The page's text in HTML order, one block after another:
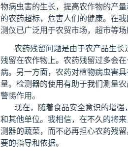
物病虫害的生长，提高农作物的产
的农药超标，危害人们的健康。在
测仪已广泛用于农贸市场，超市等场
农药残留问题是由于农产品生长
残留在农作物上。农药残留过多会
病。另一方面，农药对植物病虫害
量。检测器的使用有助于我们测量
警惕作用。
现在，随着食品安全意识的增强
和其他单位。我相信，在不久的将
测器的蔬菜，而不必再担心农药残
要的指导和依据。